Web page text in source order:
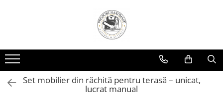
Set mobilier din răchită pentru terasă – unicat,
lucrat manual